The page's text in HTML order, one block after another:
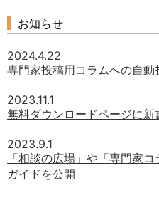
お知らせ
2024.4.22
専門家投稿用コラムへの自動
2023.11.1
無料ダウンロードページに
2023.9.1
「相談の広場」や「専門家
ガイドを公開